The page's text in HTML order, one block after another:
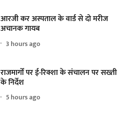
आरजी कर अस्पताल के वार्ड से दो मरीज
अचानक गायब
3 hours ago
राजमार्गों पर ई-रिक्शा के संचालन पर सख्ती
के निर्देश
5 hours ago